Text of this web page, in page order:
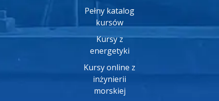
Pełny katalog
kursów
Kursy z
energetyki
Kursy online z
inżynierii
morskiej